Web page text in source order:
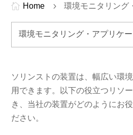
 Home 5 環境モニタリング
ソリンストの装置は、幅広い環
用できます。以下の役立つリソ
き、当社の装置がどのようにお
ださい。